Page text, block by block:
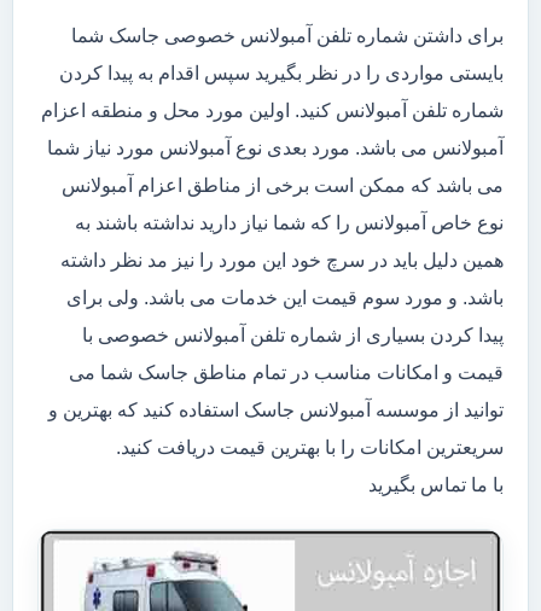
برای داشتن شماره تلفن آمبولانس خصوصی جاسک شما
بایستی مواردی را در نظر بگیرید سپس اقدام به پیدا کردن
شماره تلفن آمبولانس کنید. اولین مورد محل و منطقه اعزام
آمبولانس می باشد. مورد بعدی نوع آمبولانس مورد نیاز شما
می باشد که ممکن است برخی از مناطق اعزام آمبولانس
نوع خاص آمبولانس را که شما نیاز دارید نداشته باشند به
همین دلیل باید در سرچ خود این مورد را نیز مد نظر داشته
باشد. و مورد سوم قیمت این خدمات می باشد. ولی برای
پیدا کردن بسیاری از شماره تلفن آمبولانس خصوصی با
قیمت و امکانات مناسب در تمام مناطق جاسک شما می
توانید از موسسه آمبولانس جاسک استفاده کنید که بهترین و
سریعترین امکانات را با بهترین قیمت دریافت کنید.
با ما تماس بگیرید